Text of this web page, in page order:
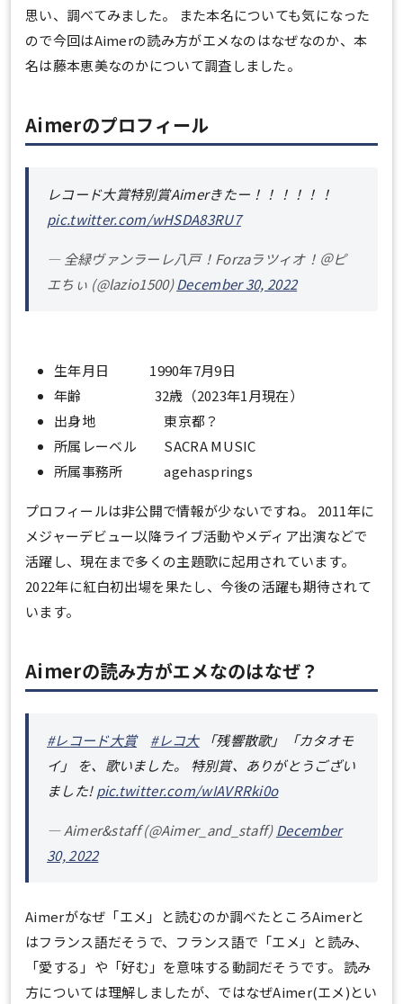
思い、調べてみました。 また本名についても気になった
ので今回はAimerの読み方がエメなのはなぜなのか、本
名は藤本恵美なのかについて調査しました。
Aimerのプロフィール
レコード大賞特別賞Aimerきたー！！！！！！
pic.twitter.com/wHSDA83RU7
— 全緑ヴァンラーレ八戸！Forzaラツィオ！＠ピ
エちぃ (@lazio1500)December 30, 2022
生年月日 1990年7月9日
年齢 32歳（2023年1月現在）
出身地 東京都？
所属レーベル SACRA MUSIC
所属事務所 agehasprings
プロフィールは非公開で情報が少ないですね。 2011年に
メジャーデビュー以降ライブ活動やメディア出演などで
活躍し、現在まで多くの主題歌に起用されています。
2022年に紅白初出場を果たし、今後の活躍も期待されて
います。
Aimerの読み方がエメなのはなぜ？
#レコード大賞 #レコ大「残響散歌」「カタオモ
イ」 を、歌いました。 特別賞、ありがとうござい
ました!pic.twitter.com/wIAVRRki0o
— Aimer&staff (@Aimer_and_staff) December
30, 2022
Aimerがなぜ「エメ」と読むのか調べたところAimerと
はフランス語だそうで、フランス語で「エメ」と読み、
「愛する」や「好む」を意味する動詞だそうです。 読み
方については理解しましたが、ではなぜAimer(エメ)とい